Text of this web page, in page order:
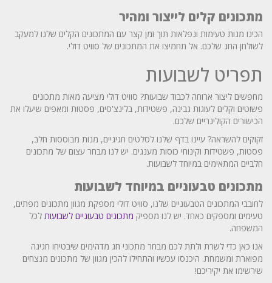
מתכונים קלים לייצור ומהיר
הכינו מנות טעימות ונפלאות תוך זמן קצר עם המתכונים הקלים שלנו למעקב
לשולחן החג שלכם. אל תחמיצו את המתכונים של סוויט דולי.
תפריט לשבועות
מחפשים ליצור ארוחה לכבוד שבועות? סוויט דולי מציעה מאות מתכונים
פשוטים וקלים לעוגות גבינה, פשטידות, בלינצ'סים, פסטות ומאפים שיעלו את
הכישורים הקולינריים שלכם.
זקוקים להשראה? עיינו בדף שלנו לסלטים חגיגיים, מנות מבוססות חלב,
פסטות, פשטידות וקינוחי כוסות מענגים. יש לנו מבחר עצום של מתכונים
חלביים המתאימים במיוחד לשבועות.
מתכונים טבעוניים במיוחד לשבועות
לחובבי המתכונים הטבעוניים שלנו, סוויט דולי מספקת מגוון מתכונים מפתים,
טעימים ומספקים כאחד. יש לנו מספיק מתכונים טבעוניים לשבועות לכל
המשפחה.
אנו כאן כדי לשרת ולתת לכם מבחר מתכוני חג מדהימים שיבטיחו חגיגה
מפוארת ומשמחת. היכנסו עכשיו והתחילו להכין מגוון של מתכונים מנצחים
שירשימו את יקיריכם!